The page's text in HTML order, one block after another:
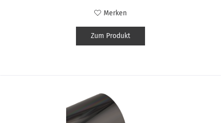
Merken
Zum Produkt